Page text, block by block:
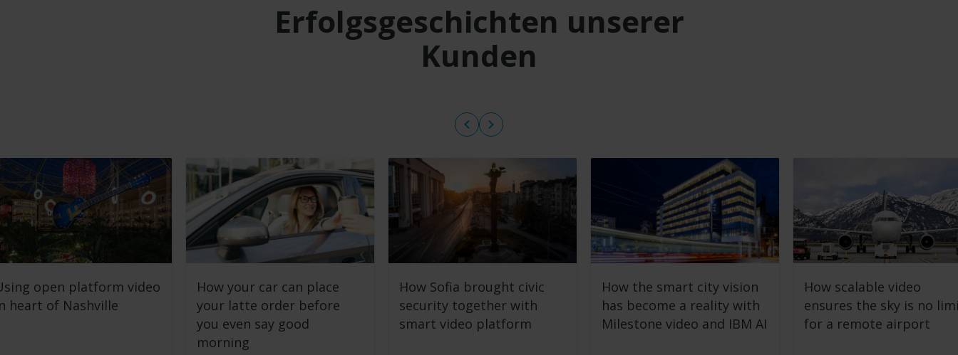
Erfolgsgeschichten unserer
Kunden
open platform video
heart of Nashville
How your car can place
your latte order before
you even say good
morning
How Sofia brought civic
security together with
smart video platform
How the smart city vision
has become a reality with
Milestone video and IBM AI
How scalable video
ensures the sky is no
for a remote airport